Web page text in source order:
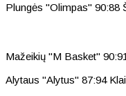
Plungės "Olimpas" 90:88
Mažeikių "M Basket"
Alytaus "Alytus" 87:94